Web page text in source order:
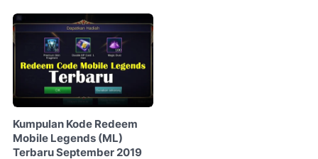
Kumpulan Kode Redeem
Mobile Legends (ML)
Terbaru September 2019